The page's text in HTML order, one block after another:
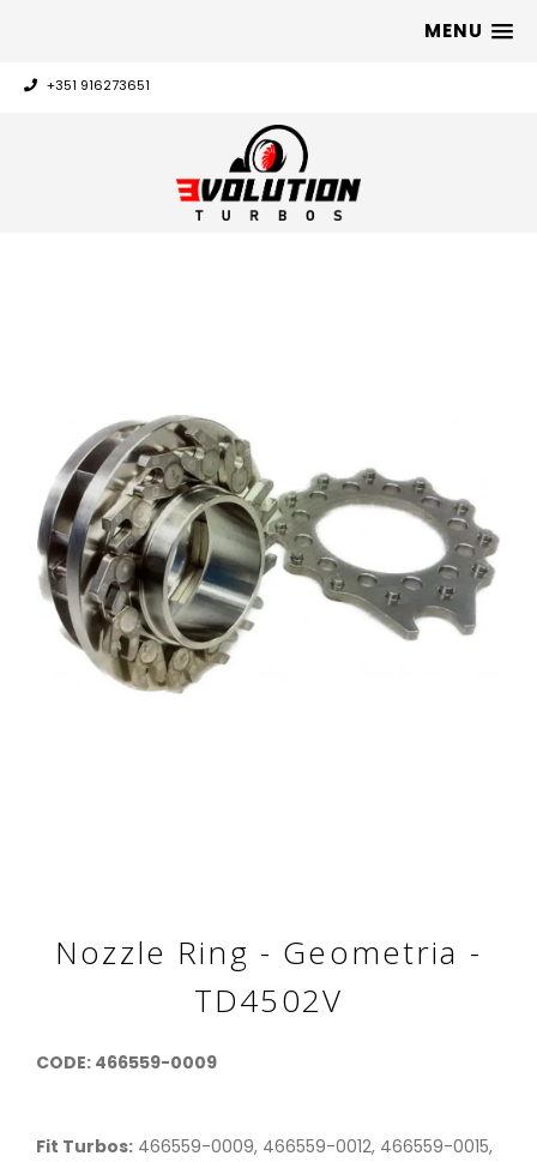
MENU
+351 916273651
Nozzle Ring - Geometria -
TD4502V
CODE: 466559-0009
Fit Turbos: 466559-0009, 466559-0012, 466559-0015,